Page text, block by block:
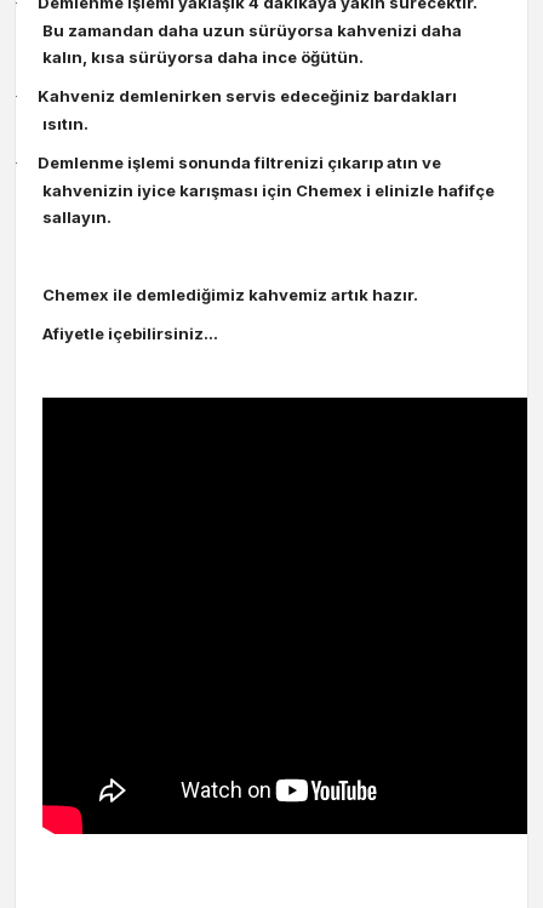
Bu zamandan daha uzun sürüyorsa kahvenizi daha
kalın, kısa sürüyorsa daha ince öğütün.
·
Kahveniz demlenirken servis edeceğiniz bardakları
ısıtın.
·
Demlenme işlemi sonunda filtrenizi çıkarıp atın ve
kahvenizin iyice karışması için Chemex i elinizle hafifçe
sallayın.
Chemex ile demlediğimiz kahvemiz artık hazır.
Afiyetle içebilirsiniz…